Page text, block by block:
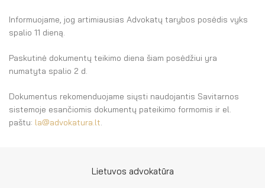
El. parduotuvė
LT
EN
Informuojame, jog artimiausias Advokatų tarybos posėdis vyks
spalio 11 dieną.
Paskutinė dokumentų teikimo diena šiam posėdžiui yra
numatyta spalio 2 d.
Dokumentus rekomenduojame siųsti naudojantis Savitarnos
sistemoje esančiomis dokumentų pateikimo formomis ir el.
paštu: la@advokatura.lt.
Lietuvos advokatūra